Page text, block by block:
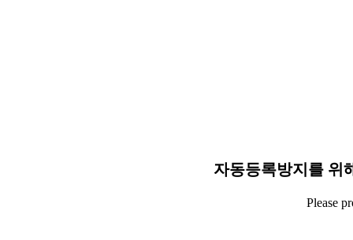
자동등록방지를 위
Please